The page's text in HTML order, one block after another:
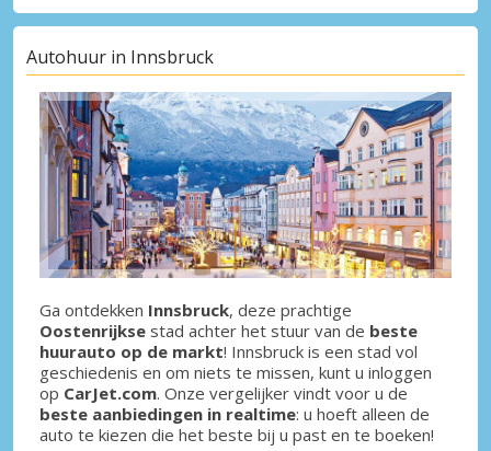
Autohuur in Innsbruck
Ga ontdekken Innsbruck, deze prachtige
Oostenrijkse stad achter het stuur van de beste
huurauto op de markt! Innsbruck is een stad vol
geschiedenis en om niets te missen, kunt u inloggen
op CarJet.com. Onze vergelijker vindt voor u de
beste aanbiedingen in realtime: u hoeft alleen de
auto te kiezen die het beste bij u past en te boeken!